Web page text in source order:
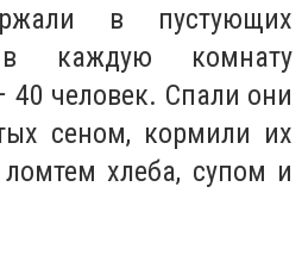
в пустующих
каждую комнату
40 человек. Спали они
сеном, кормили их
хлеба, супом и